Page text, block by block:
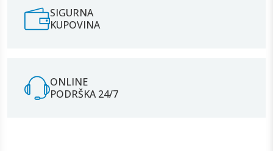
SIGURNA
KUPOVINA
ONLINE
PODRŠKA 24/7